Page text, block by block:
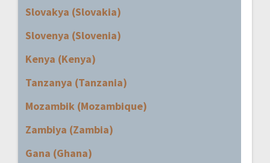
Slovakya (Slovakia)
Slovenya (Slovenia)
Kenya (Kenya)
Tanzanya (Tanzania)
Mozambik (Mozambique)
Zambiya (Zambia)
Gana (Ghana)